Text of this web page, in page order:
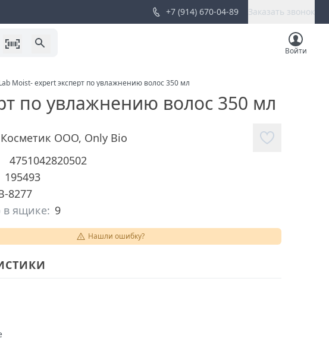
+7 (914) 670-04-89 Заказать звонок
Войти
Moist- expert эксперт по увлажнению волос 350 мл
по увлажнению волос 350 мл
Косметик ООО, Only Bio
4751042820502
195493
8277
в ящике: 9
Нашли ошибку?